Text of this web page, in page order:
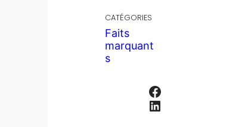
CATÉGORIES
Faits
marquant
s
Facebook
LinkedIn